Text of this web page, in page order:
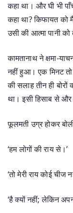
कहा था। और घी भी
कहा था? किफायत को
उसी की आत्मा पानी
कामतानाथ ने क्षमा-
नहीं हुआ। एक मिनट तो
की सलाह तीन ही
था। इसी हिसाब से
फूलमती उग्र होकर
‘हम लोगों की राय से।’
‘तो मेरी राय कोई चीज
‘है क्यों नहीं; लेकिन